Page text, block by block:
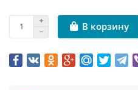
В корзину